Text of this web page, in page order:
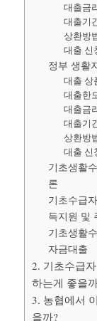
대출금
대출기
상환방
대출 신
정부 생활
대출 상
대출한
대출금
대출기
상환방
대출 신
기초생활
론
기초수급
득지원 및
기초생활
자금대출
2. 기초수급
하는게 좋을
3. 농협에서
을까?